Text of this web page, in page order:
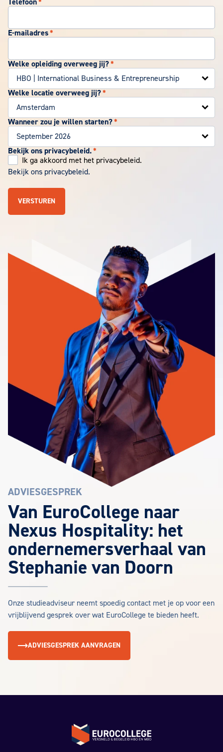
Telefoon*
E-mailadres*
Welke opleiding overweeg jij?*
Welke locatie overweeg jij?*
Wanneer zou je willen starten?*
Bekijk ons privacybeleid.*
Ik ga akkoord met het privacybeleid.
Bekijk ons privacybeleid.
ADVIESGESPREK
Van EuroCollege naar
Nexus Hospitality: het
ondernemersverhaal van
Stephanie van Doorn
Onze studieadviseur neemt spoedig contact met je op voor een
vrijblijvend gesprek over wat EuroCollege te bieden heeft.
ADVIESGESPREK AANVRAGEN
Terug naar de homepage